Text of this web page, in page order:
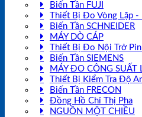
Biến Tần FUJI
Thiết Bị Đo Vòng Lặp
Biến Tần SCHNEIDER
MÁY DÒ CÁP
Thiết Bị Đo Nội Trở
Biến Tần SIEMENS
MÁY ĐO CÔNG SUẤT
Thiết Bị Kiểm Tra Độ
Biến Tần FRECON
Đồng Hồ Chỉ Thị Pha
NGUỒN MỘT CHIỀU